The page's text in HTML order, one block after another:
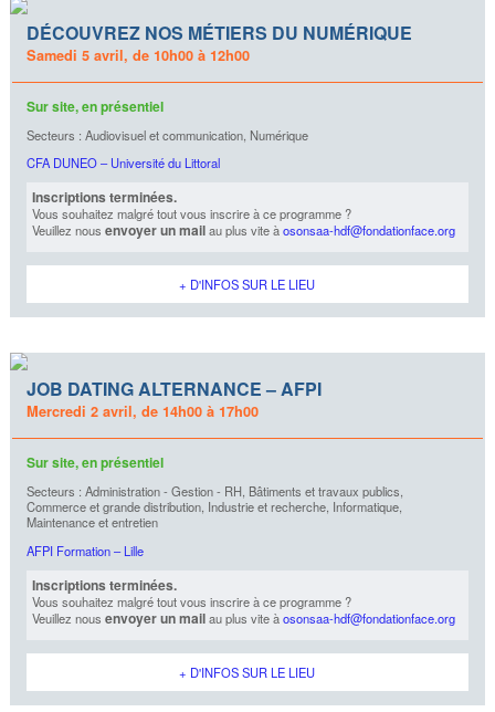
DÉCOUVREZ NOS MÉTIERS DU NUMÉRIQUE
Samedi 5 avril, de 10h00 à 12h00
Sur site, en présentiel
Secteurs : Audiovisuel et communication, Numérique
CFA DUNEO – Université du Littoral
Inscriptions terminées.
Vous souhaitez malgré tout vous inscrire à ce programme ?
Veuillez nous envoyer un mailau plus vite àosonsaa-hdf@fondationface.org
+ D'INFOS SUR LE LIEU
JOB DATING ALTERNANCE – AFPI
Mercredi 2 avril, de 14h00 à 17h00
Sur site, en présentiel
Secteurs : Administration - Gestion - RH, Bâtiments et travaux publics,
Commerce et grande distribution, Industrie et recherche, Informatique,
Maintenance et entretien
AFPI Formation – Lille
Inscriptions terminées.
Vous souhaitez malgré tout vous inscrire à ce programme ?
Veuillez nous envoyer un mailau plus vite àosonsaa-hdf@fondationface.org
+ D'INFOS SUR LE LIEU